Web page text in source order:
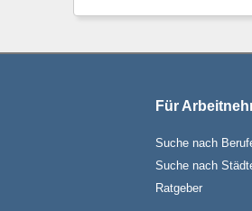
Für
Suche nach
Suche nach
Ratgeber